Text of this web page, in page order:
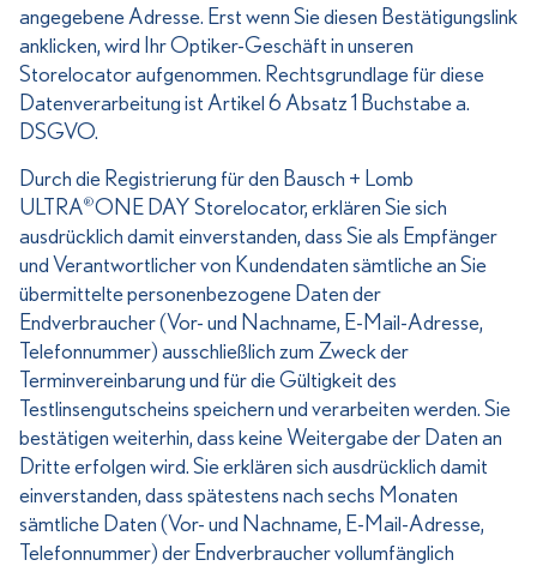
angegebene Adresse. Erst wenn Sie diesen Bestätigungslink
anklicken, wird Ihr Optiker-Geschäft in unseren
Storelocator aufgenommen. Rechtsgrundlage für diese
Datenverarbeitung ist Artikel 6 Absatz 1 Buchstabe a.
DSGVO.
Durch die Registrierung für den Bausch + Lomb
ULTRA®ONE DAY Storelocator, erklären Sie sich
ausdrücklich damit einverstanden, dass Sie als Empfänger
und Verantwortlicher von Kundendaten sämtliche an Sie
übermittelte personenbezogene Daten der
Endverbraucher (Vor- und Nachname, E-Mail-Adresse,
Telefonnummer) ausschließlich zum Zweck der
Terminvereinbarung und für die Gültigkeit des
Testlinsengutscheins speichern und verarbeiten werden. Sie
bestätigen weiterhin, dass keine Weitergabe der Daten an
Dritte erfolgen wird. Sie erklären sich ausdrücklich damit
einverstanden, dass spätestens nach sechs Monaten
sämtliche Daten (Vor- und Nachname, E-Mail-Adresse,
Telefonnummer) der Endverbraucher vollumfänglich